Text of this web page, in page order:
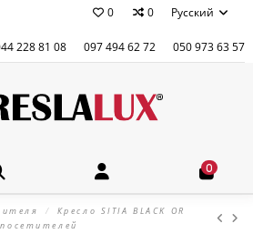
0 0 Русский
228 81 08 097 494 62 72 050 973 63 57
0
Кресло SITIA BLACK OR